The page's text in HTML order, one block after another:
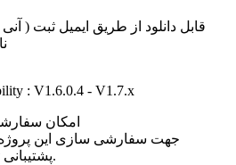
: V1.6.0.4 - V1.7.x
امکان
جهت سفارشی سازی این پروژه
پشتیبانی تماس حاصل فرمایید.